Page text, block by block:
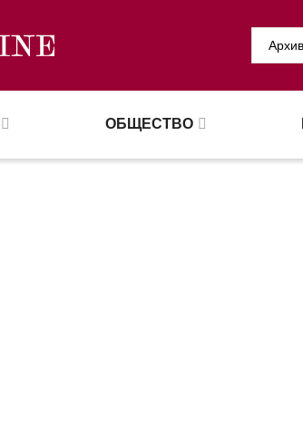
ОБЩЕСТВО